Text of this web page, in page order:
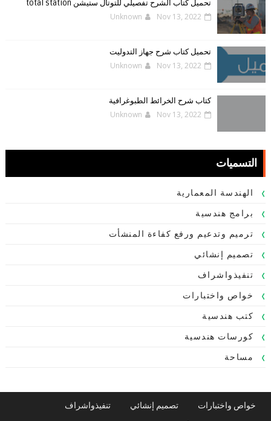
تحميل كتاب الشرح تفصيلي للتوتال ستيشن total station
Unknown Nov 13, 2022
تحميل كتاب شرح جهاز التدوليت
Unknown Nov 13, 2022
كتاب شرح الخرائط الطبوغرافية
Unknown Nov 13, 2022
التسميات
الهندسة المعمارية
برامج هندسية
ترميم وتدعيم ورفع كفاءة المنشأت
تصميم إنشائي
تنفيذواشراف
خواص واختبارات
كتب هندسية
كورسات هندسية
مساحة
خواص واختبارات تصميم إنشائي تنفيذواشراف